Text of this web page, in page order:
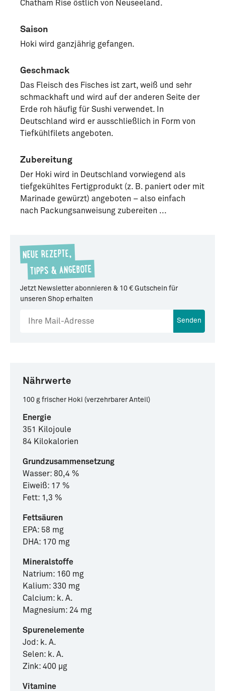
Chatham Rise östlich von Neuseeland.
Saison
Hoki wird ganzjährig gefangen.
Geschmack
Das Fleisch des Fisches ist zart, weiß und sehr
schmackhaft und wird auf der anderen Seite der
Erde roh häufig für Sushi verwendet. In
Deutschland wird er ausschließlich in Form von
Tiefkühlfilets angeboten.
Zubereitung
Der Hoki wird in Deutschland vorwiegend als
tiefgekühltes Fertigprodukt (z. B. paniert oder mit
Marinade gewürzt) angeboten – also einfach
nach Packungsanweisung zubereiten ...
Nährwerte
100 g frischer Hoki (verzehrbarer Anteil)
Energie
351 Kilojoule
84 Kilokalorien
Grundzusammensetzung
Wasser: 80,4 %
Eiweiß: 17 %
Fett: 1,3 %
Fettsäuren
EPA: 58 mg
DHA: 170 mg
Mineralstoffe
Natrium: 160 mg
Kalium: 330 mg
Calcium: k. A.
Magnesium: 24 mg
Spurenelemente
Jod: k. A.
Selen: k. A.
Zink: 400 µg
Vitamine
NEUE REZEPTE,
TIPPS & ANGEBOTE
Jetzt Newsletter abonnieren & 10 € Gutschein für
unseren Shop erhalten
Senden